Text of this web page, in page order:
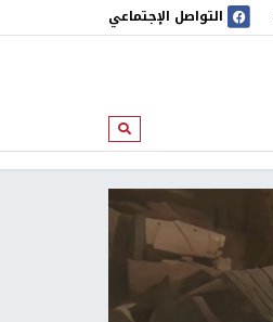
التواصل الإجتماعي
ابحث